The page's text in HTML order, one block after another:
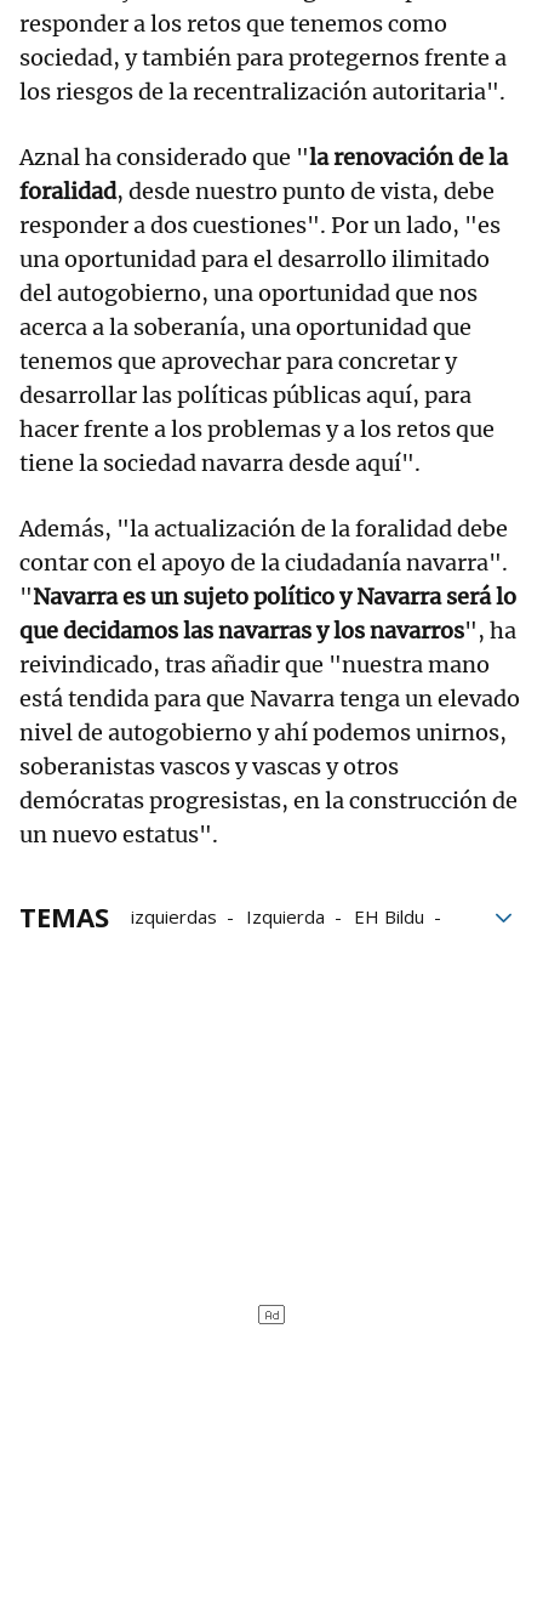
responder a los retos que tenemos como
sociedad, y también para protegernos frente a
los riesgos de la recentralización autoritaria".
Aznal ha considerado que "la renovación de la
foralidad, desde nuestro punto de vista, debe
responder a dos cuestiones". Por un lado, "es
una oportunidad para el desarrollo ilimitado
del autogobierno, una oportunidad que nos
acerca a la soberanía, una oportunidad que
tenemos que aprovechar para concretar y
desarrollar las políticas públicas aquí, para
hacer frente a los problemas y a los retos que
tiene la sociedad navarra desde aquí".
Además, "la actualización de la foralidad debe
contar con el apoyo de la ciudadanía navarra".
"Navarra es un sujeto político y Navarra será lo
que decidamos las navarras y los navarros", ha
reivindicado, tras añadir que "nuestra mano
está tendida para que Navarra tenga un elevado
nivel de autogobierno y ahí podemos unirnos,
soberanistas vascos y vascas y otros
demócratas progresistas, en la construcción de
un nuevo estatus".
TEMAS izquierdas Izquierda
EH Bildu